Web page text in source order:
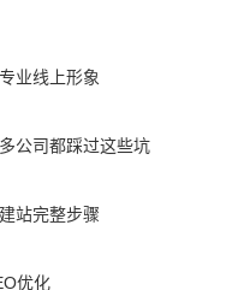
业线上形象
公司都踩过这些坑
站完整步骤
优化